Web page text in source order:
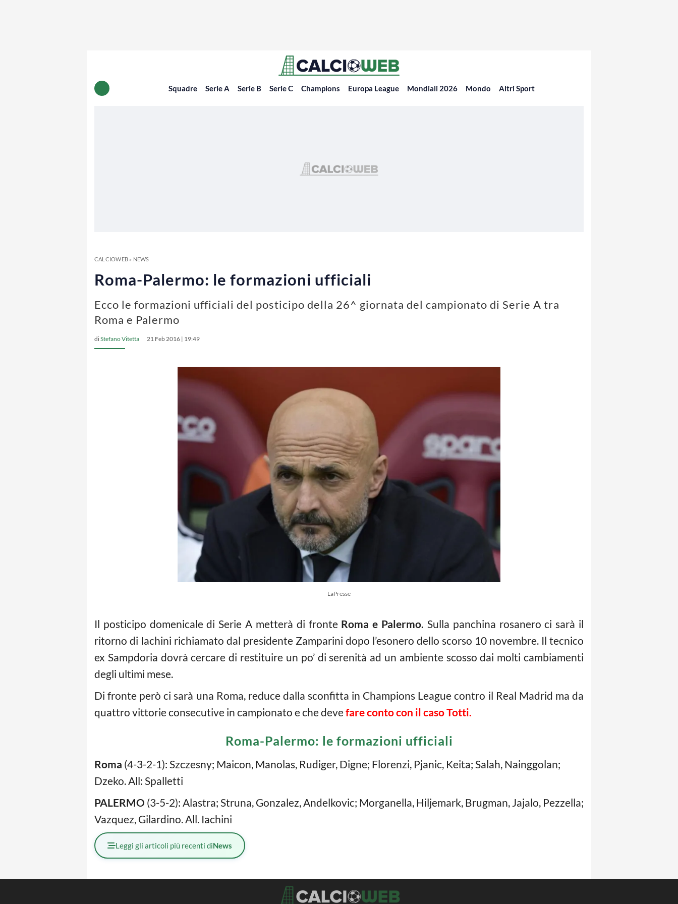
Squadre Serie A Serie B Serie C Champions Europa League Mondiali 2026 Mondo Altri Sport
CALCIOWEB» NEWS
Roma-Palermo: le formazioni ufficiali
Ecco le formazioni ufficiali del posticipo della 26^ giornata del campionato di Serie A tra
Roma e Palermo
diStefano Vitetta 21 Feb 2016 | 19:49
LaPresse
Il posticipo domenicale di Serie A metterà di fronte Roma e Palermo. Sulla panchina rosanero ci sarà il
ritorno di Iachini richiamato dal presidente Zamparini dopo l’esonero dello scorso 10 novembre. Il tecnico
ex Sampdoria dovrà cercare di restituire un po’ di serenità ad un ambiente scosso dai molti cambiamenti
degli ultimi mese.
Di fronte però ci sarà una Roma, reduce dalla sconfitta in Champions League contro il Real Madrid ma da
quattro vittorie consecutive in campionato e che devefare conto con il caso Totti.
Roma-Palermo: le formazioni ufficiali
Roma (4-3-2-1): Szczesny; Maicon, Manolas, Rudiger, Digne; Florenzi, Pjanic, Keita; Salah, Nainggolan;
Dzeko. All: Spalletti
PALERMO (3-5-2): Alastra; Struna, Gonzalez, Andelkovic; Morganella, Hiljemark, Brugman, Jajalo, Pezzella;
Vazquez, Gilardino. All. Iachini
Leggi gli articoli più recenti diNews